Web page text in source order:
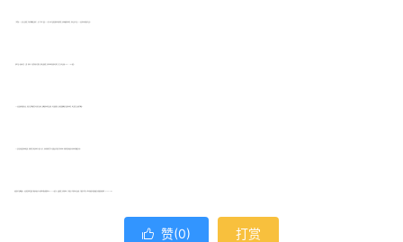
 赞(0) 打赏